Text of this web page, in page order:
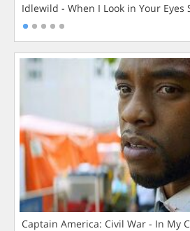
Idlewild - When I Look in Your Eyes
Captain America: Civil War - In My